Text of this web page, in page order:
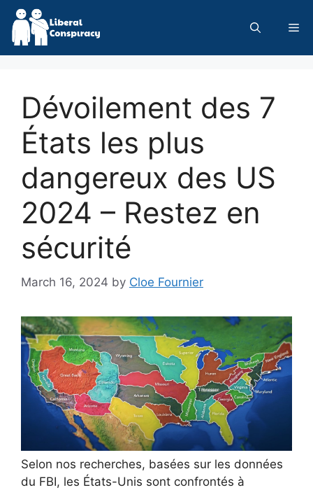
Skip
content
Dévoilement des 7
États les plus
dangereux des US
2024 – Restez en
sécurité
March 16, 2024 by Cloe Fournier
Selon nos recherches, basées sur les données
du FBI, les États-Unis sont confrontés à